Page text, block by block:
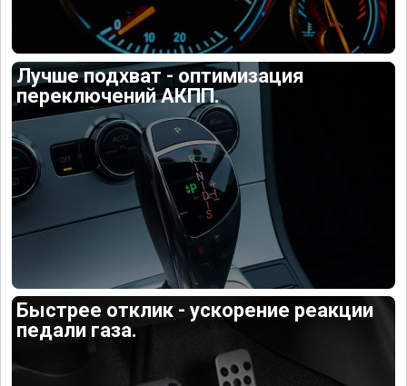
Лучше подхват - оптимизация
переключений АКПП.
Быстрее отклик - ускорение реакции
педали газа.